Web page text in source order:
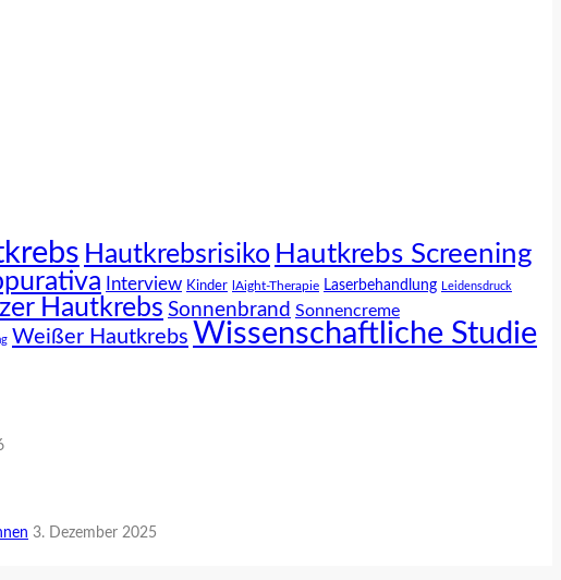
Hautkrebsrisiko Hautkrebs Screening
Interview Kinder lAight-Therapie Laserbehandlung Leidensdruck
Hautkrebs Sonnenbrand Sonnencreme
Weißer Hautkrebs Wissenschaftliche Studie
3. Dezember 2025